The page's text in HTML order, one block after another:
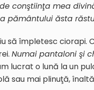
conştiinţa mea
pământului ăsta
să împletesc ciorapi.
Numai pantaloni şi
lucrat o lună la un
sau mai plinuţă,